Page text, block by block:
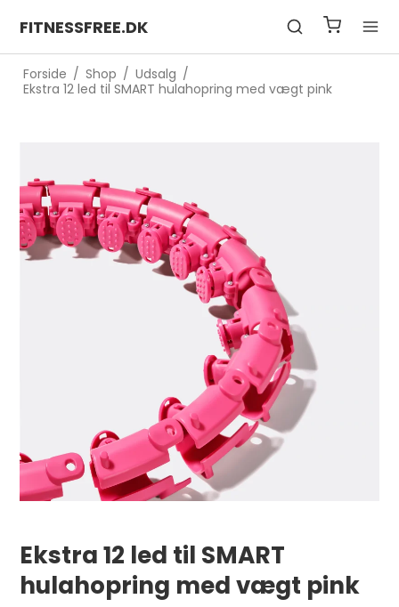
FITNESSFREE.DK
Forside / Shop / Udsalg /
Ekstra 12 led til SMART hulahopring med vægt pink
Ekstra 12 led til SMART
hulahopring med vægt pink